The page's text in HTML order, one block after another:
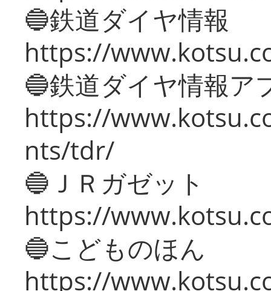
🔵鉄道ダイヤ情報
https://
🔵鉄道ダイヤ情報ア
https://
nts/tdr/
🔵ＪＲガゼット
https://
🔵こどものほん
https://